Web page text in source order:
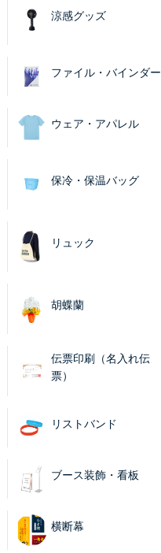
涼感グッズ
ファイル・バインダー
ウェア・アパレル
保冷・保温バッグ
リュック
胡蝶蘭
伝票印刷（名入れ伝
票）
リストバンド
ブース装飾・看板
横断幕